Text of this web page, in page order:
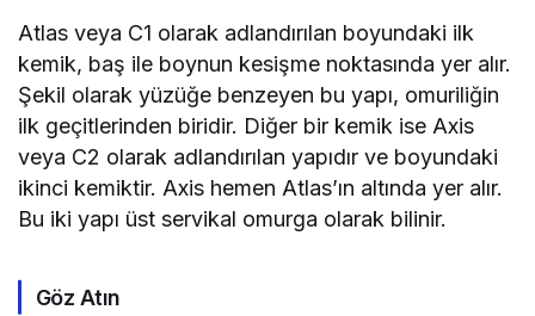
Atlas veya C1 olarak adlandırılan boyundaki ilk
kemik, baş ile boynun kesişme noktasında yer alır.
Şekil olarak yüzüğe benzeyen bu yapı, omuriliğin
ilk geçitlerinden biridir. Diğer bir kemik ise Axis
veya C2 olarak adlandırılan yapıdır ve boyundaki
ikinci kemiktir. Axis hemen Atlas’ın altında yer alır.
Bu iki yapı üst servikal omurga olarak bilinir.
Göz Atın